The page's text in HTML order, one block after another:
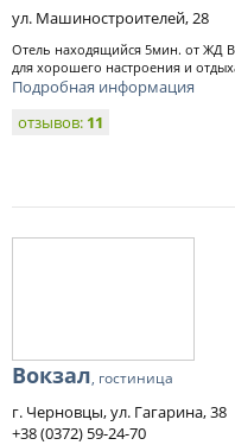
ул. Машиностроителей, 28
Отель находящийся 5мин. от ЖД
для хорошего настроения и
Подробная информация
отзывов: 11
Вокзал, гостиница
г. Черновцы, ул. Гагарина, 38
+38 (0372) 59-24-70